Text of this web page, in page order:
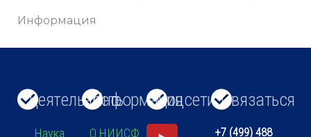
Информация
Деятельность
Наука
Информация
О НИИСФ
Соцсети Связаться
+7 (499) 488